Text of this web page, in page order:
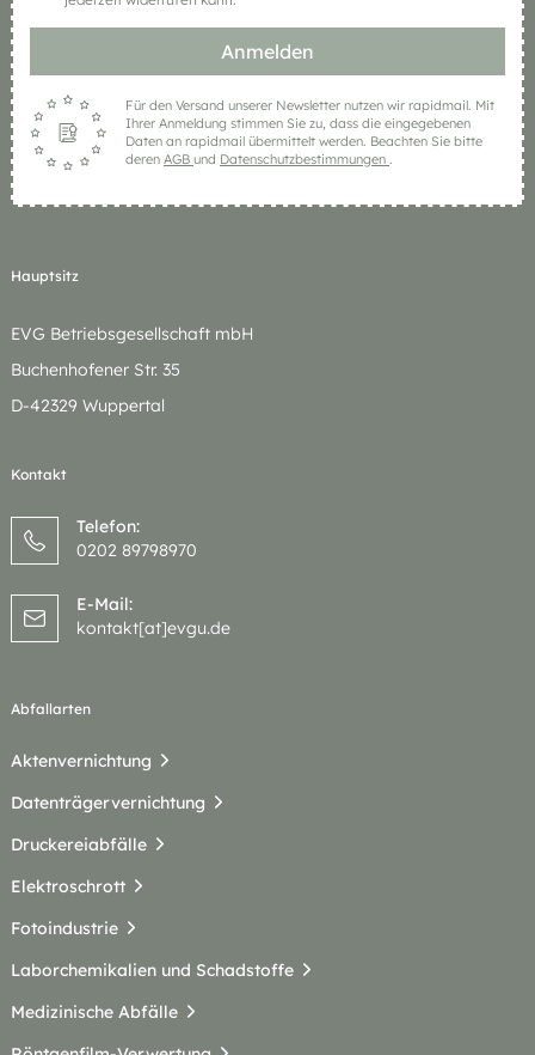
Hauptsitz
EVG Betriebsgesellschaft mbH
Buchenhofener Str. 35
D-42329 Wuppertal
Kontakt
Telefon:
0202 89798970
E-Mail:
kontakt[at]evgu.de
Abfallarten
Aktenvernichtung
Datenträgervernichtung
Druckereiabfälle
Elektroschrott
Fotoindustrie
Laborchemikalien und Schadstoffe
Medizinische Abfälle
Anmelden
Für den Versand unserer Newsletter nutzen wir rapidmail. Mit
Ihrer Anmeldung stimmen Sie zu, dass die eingegebenen
Daten an rapidmail übermittelt werden. Beachten Sie bitte
deren AGB und Datenschutzbestimmungen .